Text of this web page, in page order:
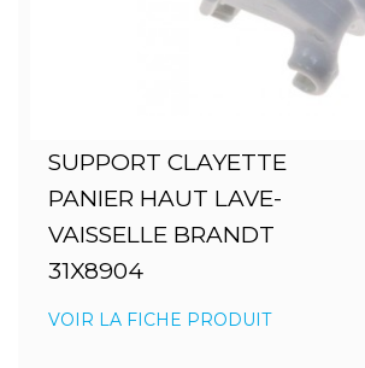
SUPPORT CLAYETTE
PANIER HAUT LAVE-
VAISSELLE BRANDT
31X8904
VOIR LA FICHE PRODUIT